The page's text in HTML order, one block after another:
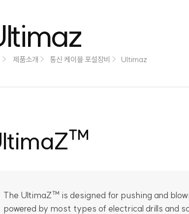
제품소개 통신 케이블 포설장비 Ultimaz
The UltimaZ™ is designed for pushing and
powered by most types of electrical drills and